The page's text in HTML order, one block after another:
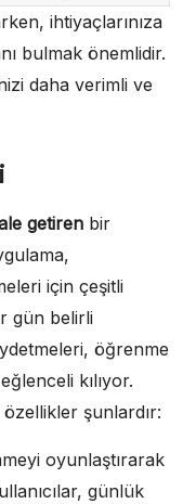
ihtiyaçlarınıza
bulmak önemlidir.
daha verimli ve
getiren bir
için çeşitli
gün belirli
öğrenme
kılıyor.
şunlardır:
oyunlaştırarak
günlük